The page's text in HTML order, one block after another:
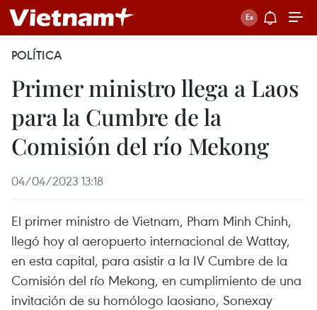
POLÍTICA
Primer ministro llega a Laos
para la Cumbre de la
Comisión del río Mekong
04/04/2023 13:18
El primer ministro de Vietnam, Pham Minh Chinh,
llegó hoy al aeropuerto internacional de Wattay,
en esta capital, para asistir a la IV Cumbre de la
Comisión del río Mekong, en cumplimiento de una
invitación de su homólogo laosiano, Sonexay